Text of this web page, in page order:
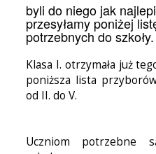
byli do niego jak
przesyłamy poniżej
potrzebnych do szkoły.
Klasa I. otrzymała już
poniższa lista
od II. do V.
Uczniom potrzebne